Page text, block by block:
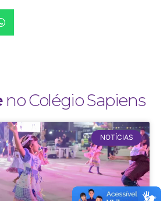
no Colégio Sapiens
NOTÍCIAS